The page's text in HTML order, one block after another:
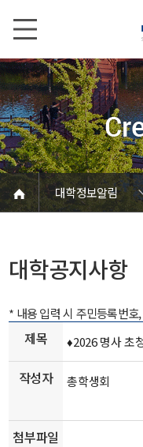
대학정보알림
대학공지사항
* 내용 입력 시 주민등록번
제목 ♦️2026 명사 초
작성자 총학생회
첨부파일